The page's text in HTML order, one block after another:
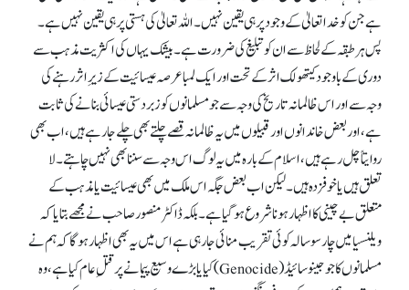
ہے جن کو خدا تعالیٰ کے وجود پر ہی یقین نہیں۔ اللہ تعالیٰ کی ہستی پر ہی یقین نہیں ہے۔
پس ہر طبقہ کے لحاظ سے ان کو تبلیغ کی ضرورت ہے۔ بیشک یہاں کی اکثریت مذہب سے
دوری کے باوجود کیتھولک اثر کے تحت اور ایک لمبا عرصہ عیسائیت کے زیرِ اثر رہنے کی
وجہ سے اور اس ظالمانہ تاریخ کی وجہ سے جو مسلمانوں کو زبردستی عیسائی بنانے کی ثابت
ہے، اور بعض خاندانوں اور قبیلوں میں یہ ظالمانہ قصے چلتے بھی چلے جا رہے ہیں، اب بھی
روایتاً چل رہے ہیں، اسلام کے بارہ میں یہ لوگ اس وجہ سے سننا بھی نہیں چاہتے۔ لا
تعلق ہیں یا خوفزدہ ہیں۔ لیکن اب بعض جگہ اس ملک میں بھی عیسائیت یا مذہب کے
متعلق بے چینی کا اظہار ہونا شروع ہو گیا ہے۔ بلکہ ڈاکٹر منصور صاحب نے مجھے بتایا کہ
ویلنسیا میں چار سو سالہ کوئی تقریب منائی جا رہی ہے اس میں یہ بھی اظہار ہو گا کہ ہم نے
مسلمانوں کا جو جینوسائیڈ (Genocide) کیا یا بڑے وسیع پیمانے پر قتلِ عام کیا ہے، وہ